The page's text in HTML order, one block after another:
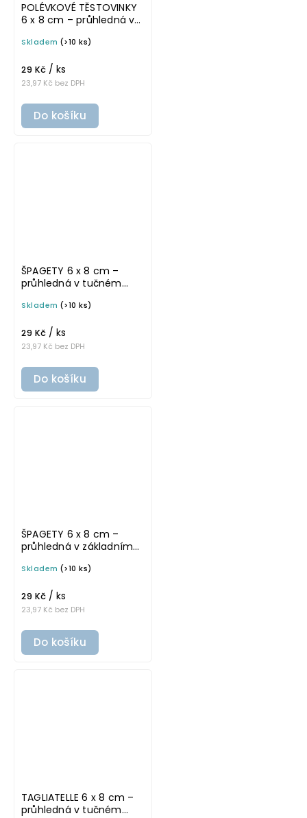
POLÉVKOVÉ TĚSTOVINKY
6 x 8 cm – průhledná v
omyvatelná samolepka
Skladem (>10 ks)
23,97 Kč bez DPH
29 Kč / ks
Do košíku
ŠPAGETY 6 x 8 cm –
průhledná v tučném
samolepka na
Skladem (>10 ks)
23,97 Kč bez DPH
29 Kč / ks
Do košíku
ŠPAGETY 6 x 8 cm –
průhledná v základním
samolepka na
Skladem (>10 ks)
23,97 Kč bez DPH
29 Kč / ks
Do košíku
TAGLIATELLE 6 x 8 cm –
průhledná v tučném